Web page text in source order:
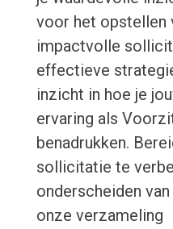
voor het opstellen
impactvolle
effectieve
inzicht in hoe je
ervaring als
benadrukken.
sollicitatie te
onderscheiden
onze verzameling